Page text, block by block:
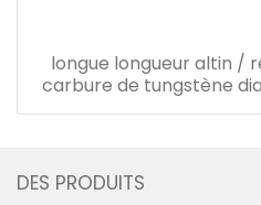
longue longueur altin /
carbure de tungstène
DES PRODUITS